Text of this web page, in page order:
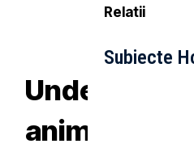
Relatii
Subiecte
Unde poți
animale